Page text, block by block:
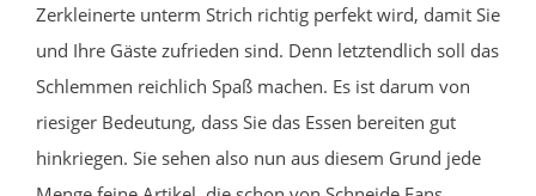
Zerkleinerte unterm Strich richtig perfekt wird, damit Sie
und Ihre Gäste zufrieden sind. Denn letztendlich soll das
Schlemmen reichlich Spaß machen. Es ist darum von
riesiger Bedeutung, dass Sie das Essen bereiten gut
hinkriegen. Sie sehen also nun aus diesem Grund jede